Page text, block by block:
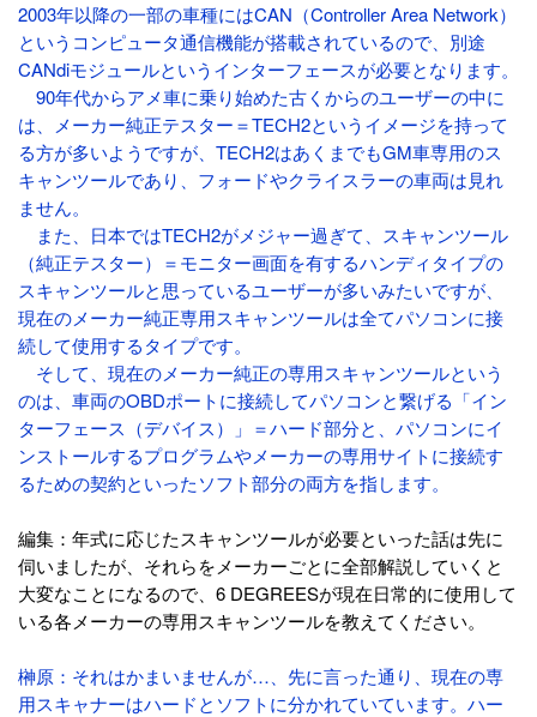
2003年以降の一部の車種にはCAN（Controller Area Network）
というコンピュータ通信機能が搭載されているので、別途
CANdiモジュールというインターフェースが必要となります。
90年代からアメ車に乗り始めた古くからのユーザーの中に
は、メーカー純正テスター＝TECH2というイメージを持って
る方が多いようですが、TECH2はあくまでもGM車専用のス
キャンツールであり、フォードやクライスラーの車両は見れ
ません。
また、日本ではTECH2がメジャー過ぎて、スキャンツール
（純正テスター）＝モニター画面を有するハンディタイプの
スキャンツールと思っているユーザーが多いみたいですが、
現在のメーカー純正専用スキャンツールは全てパソコンに接
続して使用するタイプです。
そして、現在のメーカー純正の専用スキャンツールという
のは、車両のOBDポートに接続してパソコンと繋げる「イン
ターフェース（デバイス）」＝ハード部分と、パソコンにイ
ンストールするプログラムやメーカーの専用サイトに接続す
るための契約といったソフト部分の両方を指します。
編集：年式に応じたスキャンツールが必要といった話は先に
伺いましたが、それらをメーカーごとに全部解説していくと
大変なことになるので、6 DEGREESが現在日常的に使用して
いる各メーカーの専用スキャンツールを教えてください。
榊原：それはかまいませんが…、先に言った通り、現在の専
用スキャナーはハードとソフトに分かれていています。ハー